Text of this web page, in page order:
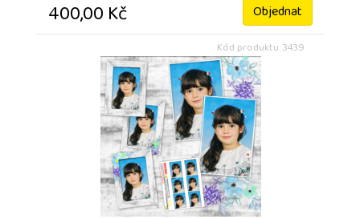
400,00 Kč Objednat
Kód produktu: 3439